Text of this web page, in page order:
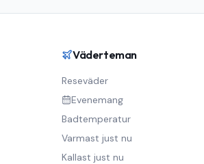
Väderteman
Reseväder
Evenemang
Badtemperatur
Varmast just nu
Kallast just nu